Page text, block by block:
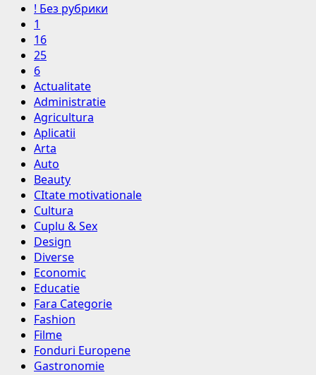
! Без рубрики
1
16
25
6
Actualitate
Administratie
Agricultura
Aplicatii
Arta
Auto
Beauty
CItate motivationale
Cultura
Cuplu & Sex
Design
Diverse
Economic
Educatie
Fara Categorie
Fashion
Filme
Fonduri Europene
Gastronomie